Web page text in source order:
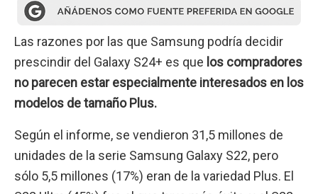
Las razones por las que Samsung podría decidir
prescindir del Galaxy S24+ es que los compradores
no parecen estar especialmente interesados en los
modelos de tamaño Plus.
Según el informe, se vendieron 31,5 millones de
unidades de la serie Samsung Galaxy S22, pero
sólo 5,5 millones (17%) eran de la variedad Plus. El